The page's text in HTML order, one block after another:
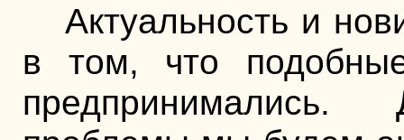
Актуальность и
в том, что